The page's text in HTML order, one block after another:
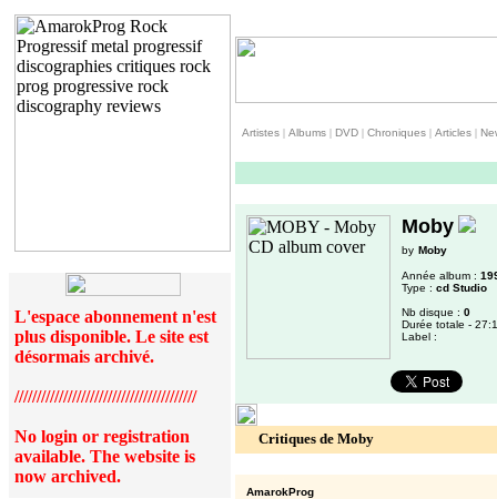
L'espace abonnement n'est
plus disponible. Le site est
désormais archivé.
/////////////////////////////////////////
No login or registration
available. The website is
now archived.
Artistes | Albums | DVD | Chroniques | Articles |
Moby
by Moby
Année album :
Type : cd Studio
Nb disque : 0
Durée totale -
Label :
Critiques de Moby
AmarokProg